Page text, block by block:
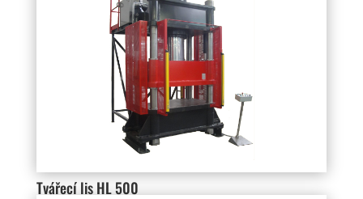
Tvářecí lis HL 500